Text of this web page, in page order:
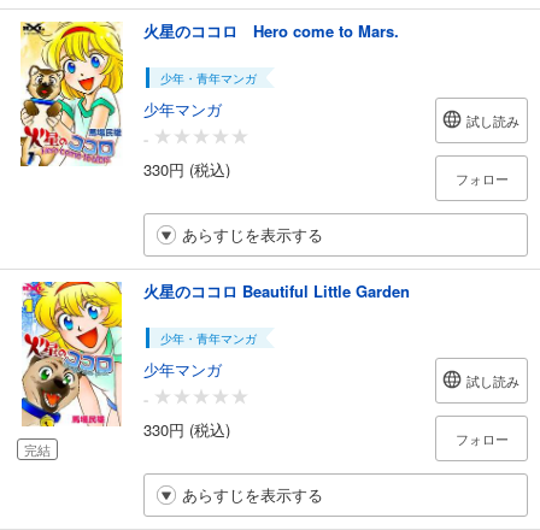
火星のココロ Hero come to Mars.
少年・青年マンガ
少年マンガ
-
330円 (税込)
試し読み
フォロー
あらすじを表示する
完結
火星のココロ Beautiful Little Garden
少年・青年マンガ
少年マンガ
-
330円 (税込)
試し読み
フォロー
あらすじを表示する